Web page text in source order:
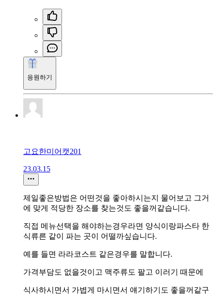
응원하기
고요한미어캣201
23.03.15
제일좋은방법은 어떤것을 좋아하시는지 물어보고 그거
에 맞게 적당한 장소를 찾는것도 좋을꺼같습니다.
직접 메뉴선택을 해야하는경우라면 양식이랑파스타 한
식류른 같이 파는 곳이 어떨까싶습니다.
예를 들면 라라코스트 같은경우를 말합니다.
가격부담도 없을것이고 맥주류도 팔고 이러기 때문에
식사하시면서 가볍게 마시면서 얘기하기도 좋을꺼같구